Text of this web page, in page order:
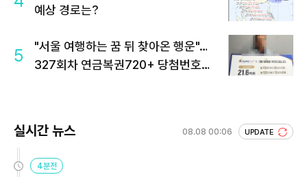
예상 경로는?
5
"서울 여행하는 꿈 뒤 찾아온 행운"…
327회차 연금복권720+ 당첨번호조
실시간 뉴스 08.08 00:06 UPDATE
4분전